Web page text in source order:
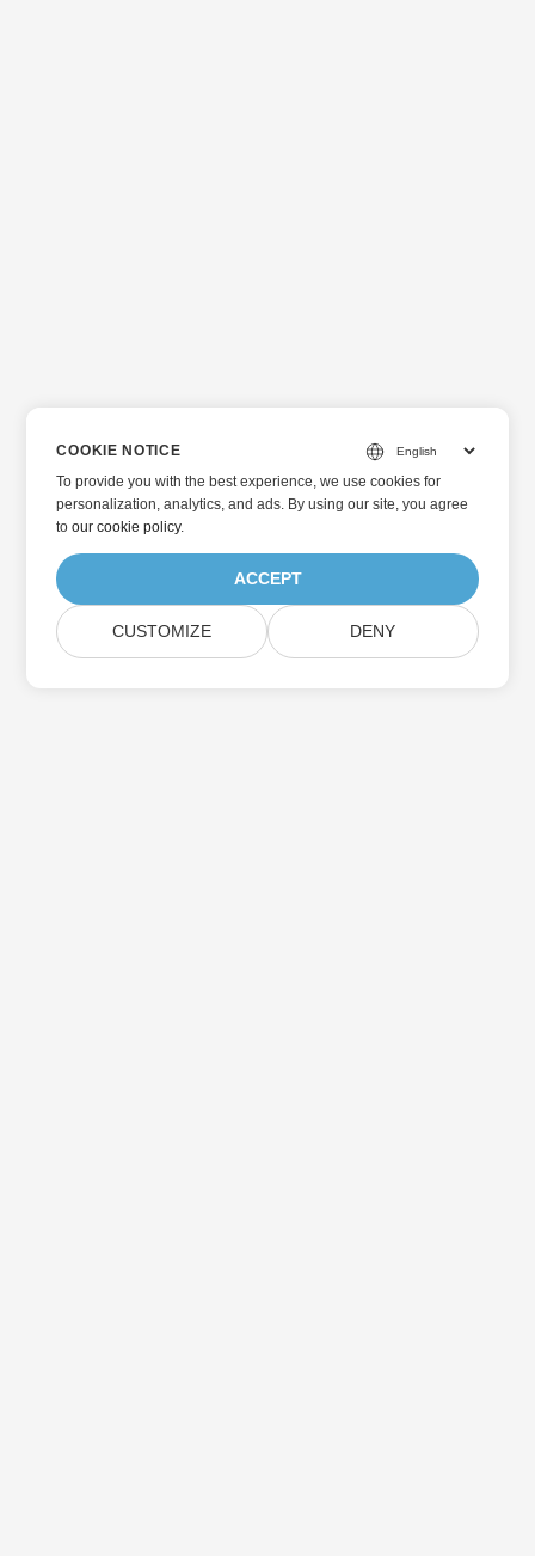
COOKIE NOTICE
To provide you with the best experience, we use cookies for
personalization, analytics, and ads. By using our site, you agree
toour cookie policy.
ACCEPT
CUSTOMIZE DENY